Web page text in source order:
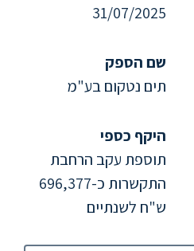
31/07/2025
שם הספק
תים נטקום בע"מ
היקף כספי
תוספת עקב הרחבת
התקשרות כ-696,377
ש"ח לשנתיים